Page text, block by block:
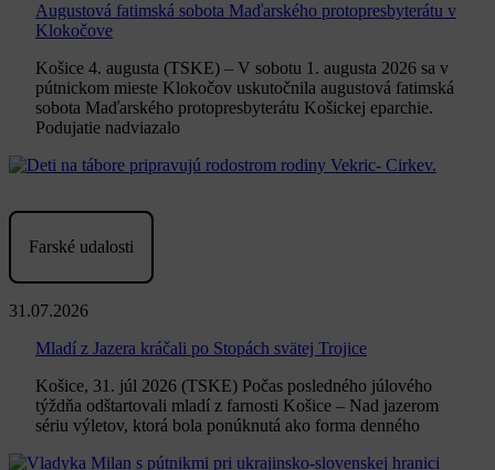
Augustová fatimská sobota Maďarského protopresbyterátu v
Klokočove
Košice 4. augusta (TSKE) – V sobotu 1. augusta 2026 sa v
pútnickom mieste Klokočov uskutočnila augustová fatimská
sobota Maďarského protopresbyterátu Košickej eparchie.
Podujatie nadviazalo
Farské udalosti
31.07.2026
Mladí z Jazera kráčali po Stopách svätej Trojice
Košice, 31. júl 2026 (TSKE) Počas posledného júlového
týždňa odštartovali mladí z farnosti Košice – Nad jazerom
sériu výletov, ktorá bola ponúknutá ako forma denného